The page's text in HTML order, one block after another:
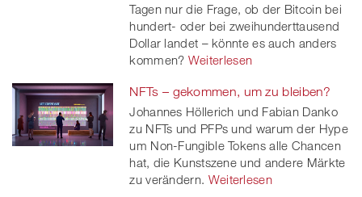
Tagen nur die Frage, ob der Bitcoin bei
hundert- oder bei zweihunderttausend
Dollar landet – könnte es auch anders
kommen? Weiterlesen
NFTs – gekommen, um zu bleiben?
Johannes Höllerich und Fabian Danko
zu NFTs und PFPs und warum der Hype
um Non-Fungible Tokens alle Chancen
hat, die Kunstszene und andere Märkte
zu verändern. Weiterlesen